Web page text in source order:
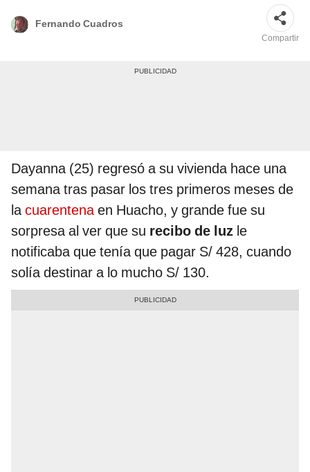
Fernando Cuadros
Compartir
Dayanna (25) regresó a su vivienda hace una
semana tras pasar los tres primeros meses de
lacuarentenaen Huacho, y grande fue su
sorpresa al ver que su recibo de luz le
notificaba que tenía que pagar S/ 428, cuando
solía destinar a lo mucho S/ 130.